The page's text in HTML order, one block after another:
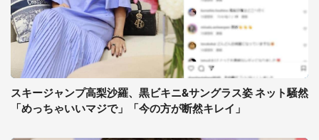
スキージャンプ高梨沙羅、黒ビキニ&サングラス姿 ネット騒然
「めっちゃいいマジで」「今の方が断然キレイ」